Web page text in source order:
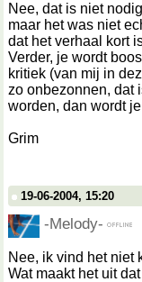
Nee, dat is niet
maar het was niet
dat het verhaal kort
Verder, je wordt
kritiek (van mij in
zo onbezonnen, dat
worden, dan wordt
Grim
19-06-2004, 15:20
-Melody-
Nee, ik vind het niet
Wat maakt het uit